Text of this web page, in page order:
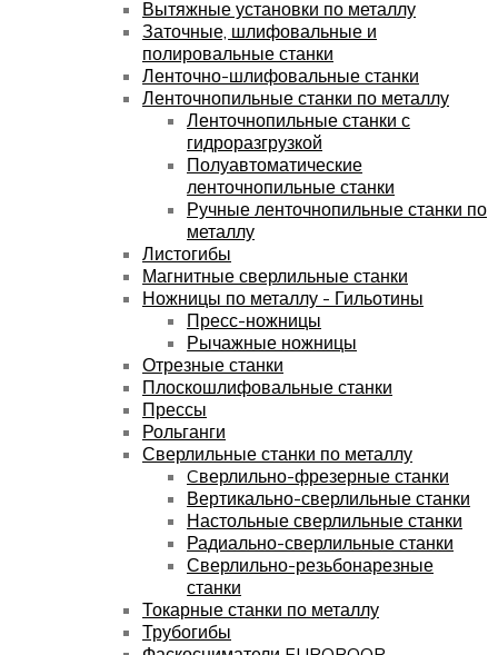
Вытяжные установки по металлу
Заточные, шлифовальные и
полировальные станки
Ленточно-шлифовальные станки
Ленточнопильные станки по металлу
Ленточнопильные станки с
гидроразгрузкой
Полуавтоматические
ленточнопильные станки
Ручные ленточнопильные станки по
металлу
Листогибы
Магнитные сверлильные станки
Ножницы по металлу - Гильотины
Пресс-ножницы
Рычажные ножницы
Отрезные станки
Плоскошлифовальные станки
Прессы
Рольганги
Сверлильные станки по металлу
Cверлильно-фрезерные станки
Вертикально-сверлильные станки
Настольные сверлильные станки
Радиально-сверлильные станки
Сверлильно-резьбонарезные
станки
Токарные станки по металлу
Трубогибы